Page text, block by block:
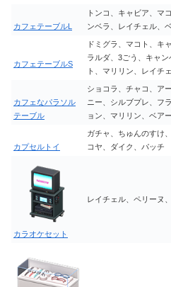
カフェテーブルL
トンコ、キャビア、マ
ンベラ、レイチェル、
カフェテーブルS
ドミグラ、マコト、キ
ラルダ、3ごう、キャ
ト、マリリン、レイチ
カフェなパラソル
テーブル
ショコラ、チャコ、ア
ニー、シルブプレ、フ
ョン、マリリン、ベア
カプセルトイ
ガチャ、ちゅんのすけ
コヤ、ダイク、パッチ
カラオケセット
レイチェル、ペリーヌ